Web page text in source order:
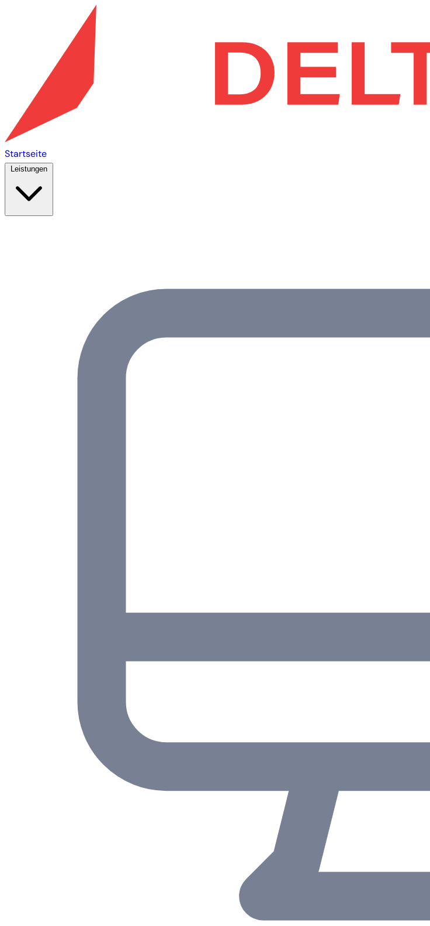
Startseite